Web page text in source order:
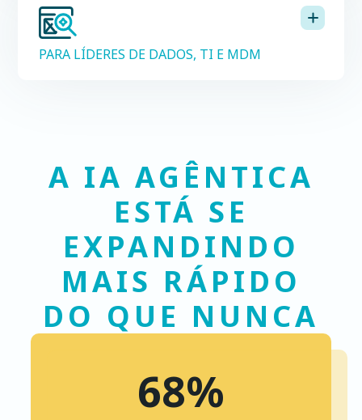
PARA LÍDERES DE DADOS, TI E MDM
A IA AGÊNTICA
ESTÁ SE
EXPANDINDO
MAIS RÁPIDO
DO QUE NUNCA
68%